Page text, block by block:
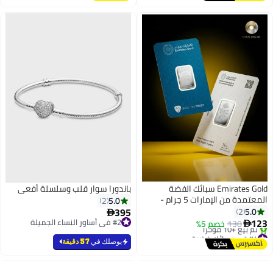
Emirates Gold سبائك الفضة
المعتمدة من الإمارات 5 جرام -
سبيكة معتمدة
5.0
2
123
130خصم 5%
#4 في سبائك فضية
توصيل مجاني
تم بيع +10 مؤخرًا
باندورا سوار قلب وسلسلة أفعى
5.0
2
395
#2 في أساور النساء الجميلة
#2 في أساور النساء الجميلة
يوصلك في57 دقيقة